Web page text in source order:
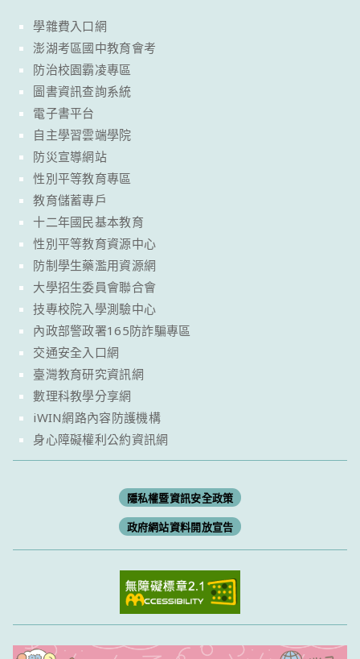
學雜費入口網
澎湖考區國中教育會考
防治校園霸凌專區
圖書資訊查詢系統
電子書平台
自主學習雲端學院
防災宣導網站
性別平等教育專區
教育儲蓄專戶
十二年國民基本教育
性別平等教育資源中心
防制學生藥濫用資源網
大學招生委員會聯合會
技專校院入學測驗中心
內政部警政署165防詐騙專區
交通安全入口網
臺灣教育研究資訊網
數理科教學分享網
iWIN網路內容防護機構
身心障礙權利公約資訊網
隱私權暨資訊安全政策
政府網站資料開放宣告